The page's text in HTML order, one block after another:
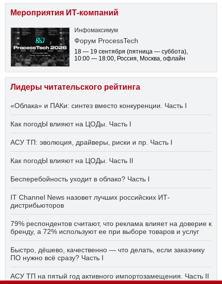
Мероприятия ИТ-компаний
Инфомаксимум
Форум ProcessTech
18 — 19 сентября (пятница — суббота),
10:00 — 18:00, Россия, Москва, офлайн
Лидеры читательского рейтинга
«Облака» и ПАКи: синтез вместо конкуренции. Часть I
Как погодЫ влияют на ЦОДы. Часть I
АСУ ТП: эволюция, драйверы, риски и пр. Часть I
Как погодЫ влияют на ЦОДы. Часть II
Бесперебойность уходит в облако? Часть I
IT Channel News назовет лучших российских ИТ-
дистрибьюторов
79% респондентов считают, что реклама влияет на доверие к
бренду, а 72% используют ее при выборе товаров и услуг
Быстро, дёшево, качественно — что делать, если заказчику
ПО нужно всё сразу? Часть I
АСУ ТП на пятый год активного импортозамещения. Часть II